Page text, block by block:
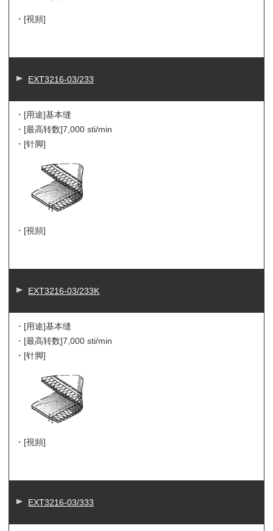
・[視頻]
EXT3216-03/233
・[用途]基本缝
・[最高转数]7,000 sti/min
・[针脚]
・[視頻]
EXT3216-03/233K
・[用途]基本缝
・[最高转数]7,000 sti/min
・[针脚]
・[視頻]
EXT3216-03/333